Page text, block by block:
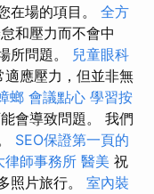
在場的項目。 全方
和壓力而不會中
所問題。 兒童眼科
適應壓力，但並非無
螂 會議點心 學習按
會導致問題。 我們
SEO保證第一頁的
律師事務所 醫美 祝
照片旅行。 室內裝